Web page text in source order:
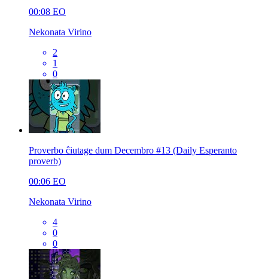
00:08 EO
Nekonata Virino
2
1
0
Proverbo ĉiutage dum Decembro #13 (Daily Esperanto
proverb)
00:06 EO
Nekonata Virino
4
0
0